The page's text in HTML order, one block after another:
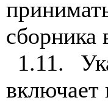
сборника
1.11.
включает